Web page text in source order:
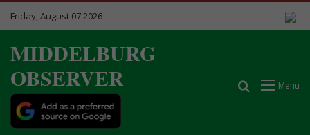
Friday, August 07 2026
MIDDELBURG
OBSERVER
Menu
Search for